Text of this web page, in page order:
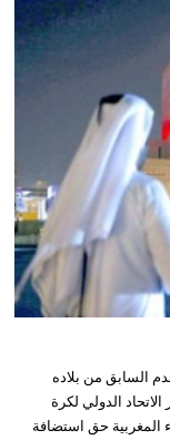
السابق من بلاده
2030 في حال قرر الاتحاد الدولي لكرة
المغربية حق استضافة